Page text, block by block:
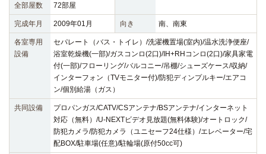
全部屋数
72部屋
完成年月 2009年01月 向き 南、南東
各室専用
設備
セパレート（バス・トイレ）/洗濯機置場(室内)/温水洗浄便座/
浴室乾燥機(一部)/ガスコンロ(2口)/IH+RHコンロ(2口)/家具家電
付(一部)/フローリング/バルコニー/吊棚/シューズケース/収納/
インターフォン（TVモニター付)/防犯ディンプルキー/エアコ
ン/個別給湯（ガス）
共同設備
プロパンガス/CATV/CSアンテナ/BSアンテナ/インターネット
対応（無料）/U-NEXTビデオ見放題(無料体験)/オートロック/
防犯カメラ/防犯カメラ（ユニセーフ24仕様）/エレベーター/宅
配BOX/駐車場(任意)/駐輪場(原付50cc可)